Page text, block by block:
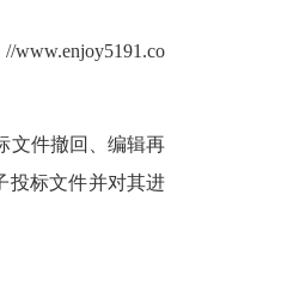
//www.enjoy5191.co
文件撤回、编辑再
投标文件并对其进